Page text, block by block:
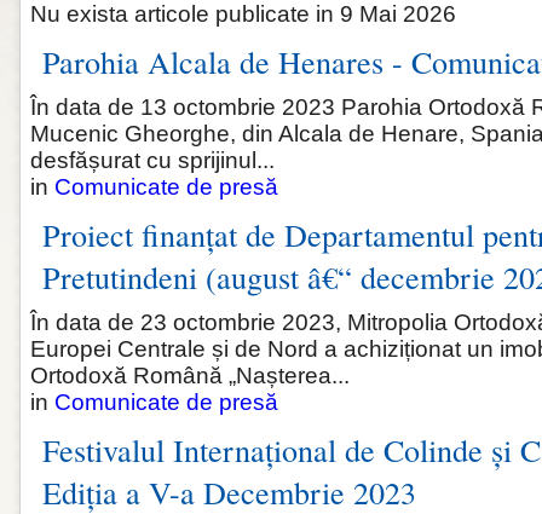
Nu exista articole publicate in 9 Mai 2026
Parohia Alcala de Henares -
În data de 13 octombrie 2023 Parohia Ortodoxă
Mucenic Gheorghe, din Alcala de Henare,
desfășurat cu sprijinul...
in Comunicate de presă
Proiect finanțat de Departamentul
Pretutindeni (august â€“ decembrie
În data de 23 octombrie 2023, Mitropolia
Europei Centrale și de Nord a achiziționat un
Ortodoxă Română „Nașterea...
in Comunicate de presă
Festivalul Internațional de Colinde și
Ediția a V-a Decembrie 2023